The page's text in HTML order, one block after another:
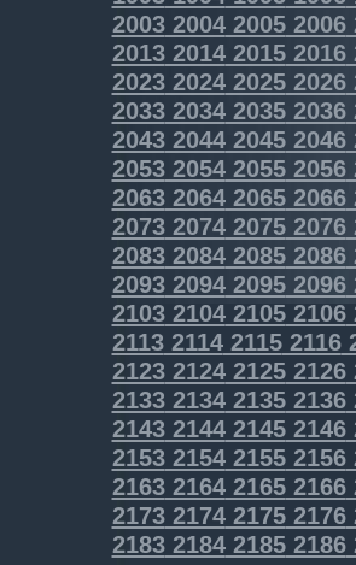
2003200420052006
2013201420152016
2023202420252026
2033203420352036
2043204420452046
2053205420552056
2063206420652066
2073207420752076
2083208420852086
2093209420952096
2103210421052106
2113211421152116
2123212421252126
2133213421352136
2143214421452146
2153215421552156
2163216421652166
2173217421752176
2183218421852186